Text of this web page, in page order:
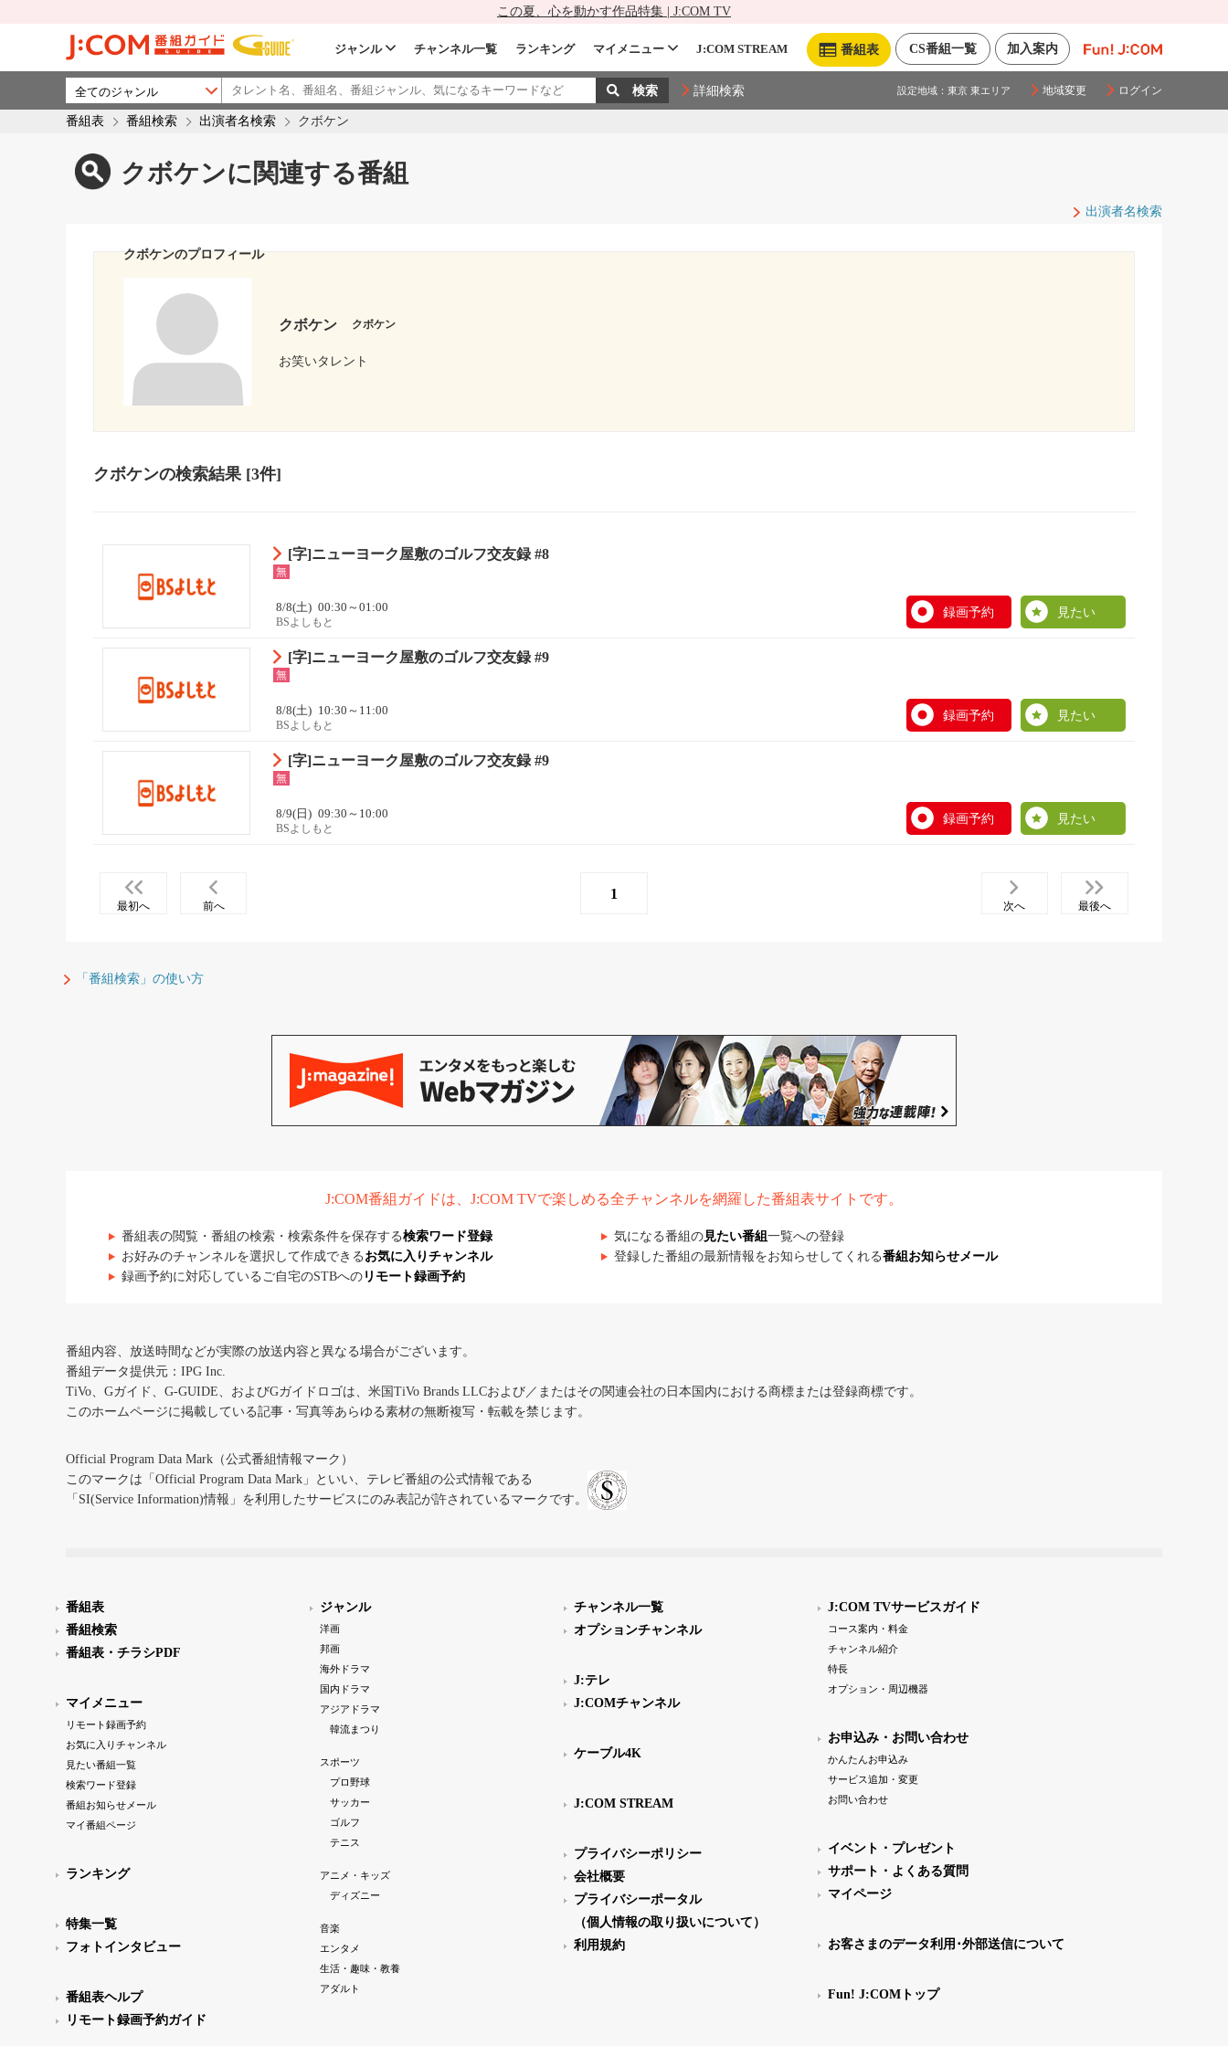
この夏、心を動かす作品特集 | J:COM TV
加入案内
CS番組一覧
番組表
ジャンル チャンネル一覧 ランキング マイメニュー J:COM STREAM
詳細検索 設定地域： 東京 東エリア 地域変更 ログイン
番組表 番組検索 出演者名検索 クボケン
クボケンに関連する番組
出演者名検索
クボケンのプロフィール
クボケン クボケン
お笑いタレント
クボケンの検索結果[3件]
[字]ニューヨーク屋敷のゴルフ交友録 #8
無
8/8(土) 00:30～01:00
BSよしもと
録画予約 見たい
[字]ニューヨーク屋敷のゴルフ交友録 #9
無
8/8(土) 10:30～11:00
BSよしもと
録画予約 見たい
[字]ニューヨーク屋敷のゴルフ交友録 #9
無
8/9(日) 09:30～10:00
BSよしもと
録画予約 見たい
最初へ 前へ
1
次へ 最後へ
「番組検索」の使い方
J:COM番組ガイドは、J:COM TVで楽しめる全チャンネルを網羅した番組表サイトです。
番組表の閲覧・番組の検索・検索条件を保存する検索ワード登録 気になる番組の見たい番組 一覧への登録
お好みのチャンネルを選択して作成できる お気に入りチャンネル 登録した番組の最新情報をお知らせしてくれる番組お知らせメール
録画予約に対応しているご自宅のSTBへの リモート録画予約
番組内容、放送時間などが実際の放送内容と異なる場合がございます。
番組データ提供元：IPG Inc.
TiVo、Gガイド、G-GUIDE、およびGガイドロゴは、米国TiVo Brands LLCおよび／またはその関連会社の日本国内における商標または登録商標です。
このホームページに掲載している記事・写真等あらゆる素材の無断複写・転載を禁じます。
Official Program Data Mark（公式番組情報マーク）
このマークは「Official Program Data Mark」といい、テレビ番組の公式情報である
「SI(Service Information)情報」を利用したサービスにのみ表記が許されているマークです。
番組表
番組検索
番組表・チラシPDF
マイメニュー
リモート録画予約
お気に入りチャンネル
見たい番組一覧
検索ワード登録
番組お知らせメール
マイ番組ページ
ランキング
特集一覧
フォトインタビュー
番組表ヘルプ
リモート録画予約ガイド
ジャンル
洋画
邦画
海外ドラマ
国内ドラマ
アジアドラマ
韓流まつり
スポーツ
プロ野球
サッカー
ゴルフ
テニス
アニメ・キッズ
ディズニー
音楽
エンタメ
生活・趣味・教養
アダルト
チャンネル一覧
オプションチャンネル
J:テレ
J:COMチャンネル
ケーブル4K
J:COM STREAM
プライバシーポリシー
会社概要
プライバシーポータル
（個人情報の取り扱いについて）
利用規約
J:COM TVサービスガイド
コース案内・料金
チャンネル紹介
特長
オプション・周辺機器
お申込み・お問い合わせ
かんたんお申込み
サービス追加・変更
お問い合わせ
イベント・プレゼント
サポート・よくある質問
マイページ
お客さまのデータ利用･外部送信について
Fun! J:COMトップ